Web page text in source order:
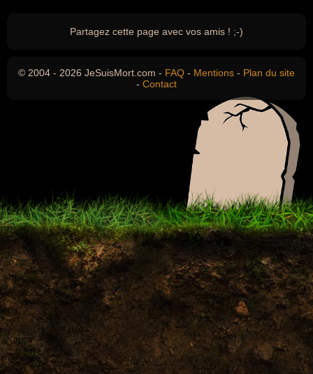
Partagez cette page avec vos amis ! ;-)
© 2004 - 2026 JeSuisMort.com - FAQ - Mentions - Plan du site
- Contact